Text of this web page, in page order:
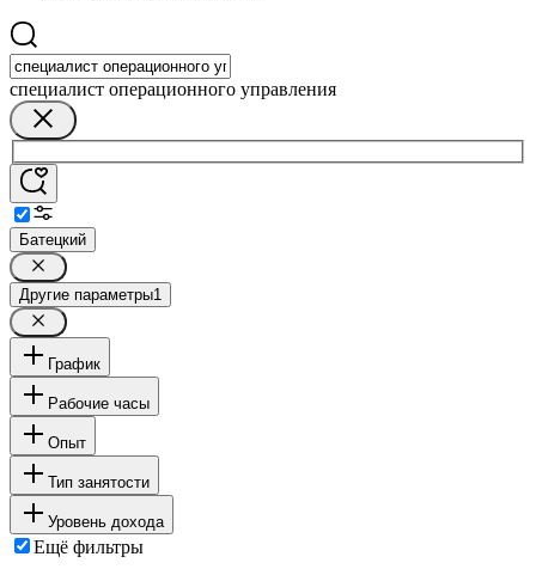
специалист операционного управления
Батецкий
Другие параметры1
График
Рабочие часы
Опыт
Тип занятости
Уровень дохода
Ещё фильтры